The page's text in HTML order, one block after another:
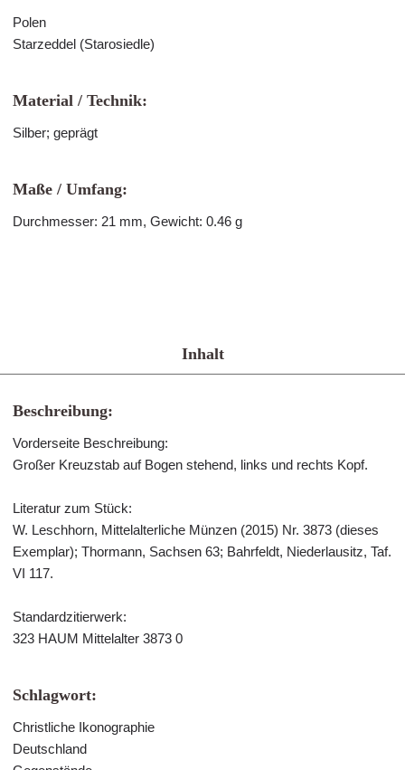
Polen
Starzeddel (Starosiedle)
Material / Technik:
Silber; geprägt
Maße / Umfang:
Durchmesser: 21 mm, Gewicht: 0.46 g
Inhalt
Beschreibung:
Vorderseite Beschreibung:
Großer Kreuzstab auf Bogen stehend, links und rechts Kopf.
Literatur zum Stück:
W. Leschhorn, Mittelalterliche Münzen (2015) Nr. 3873 (dieses
Exemplar); Thormann, Sachsen 63; Bahrfeldt, Niederlausitz, Taf.
VI 117.
Standardzitierwerk:
323 HAUM Mittelalter 3873 0
Schlagwort:
Christliche Ikonographie
Deutschland